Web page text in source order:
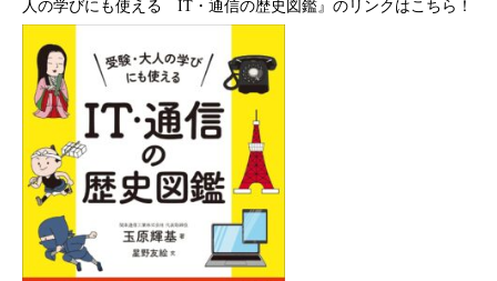
人の学びにも使える IT・通信の歴史図鑑』のリンクはこちら ！